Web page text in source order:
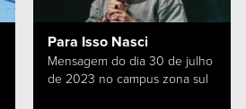
Para Isso Nasci
Mensagem do dia 30 de julho
de 2023 no campus zona sul